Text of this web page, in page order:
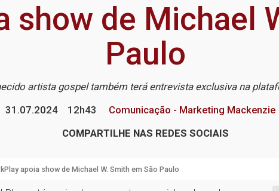
show de Michael
Paulo
artista gospel também terá entrevista exclusiva na
31.07.2024
12h43
Comunicação - Marketing Mackenzie
COMPARTILHE NAS REDES SOCIAIS
apoia show de Michael W. Smith em São Paulo